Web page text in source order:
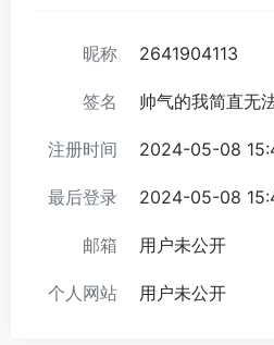
昵称 2641904113
签名 帅气的我简直无
注册时间 2024-05-08
最后登录 2024-05-08
邮箱 用户未公开
个人网站 用户未公开